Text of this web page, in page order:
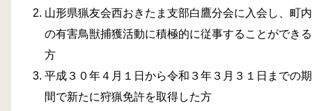
山形県猟友会西おきたま支部白鷹分会に入会し、町内
の有害鳥獣捕獲活動に積極的に従事することができる
方
平成３０年４月１日から令和３年３月３１日までの期
間で新たに狩猟免許を取得した方